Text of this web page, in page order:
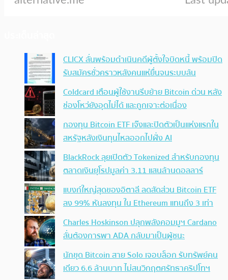
CLICX ลั่นพร้อมดำเนินคดีผู้ตั้งใจบิดหนี้ พร้อมปิด
รับสมัครชั่วคราวหลังคนแห่ยื่นจนระบบล้น
Coldcard เตือนผู้ใช้งานรีบย้าย Bitcoin ด่วน หลัง
ช่องโหว่ยังอุดไม่ได้ และถูกเจาะต่อเนื่อง
กองทุน Bitcoin ETF เจ๊งและปิดตัวเป็นแห่งแรกใน
สหรัฐหลังเงินทุนไหลออกไปฝั่ง AI
BlackRock ลุยเปิดตัว Tokenized สำหรับกองทุน
ตลาดเงินยุโรปมูลค่า 3.11 แสนล้านดอลลาร์
แบงก์ใหญ่สุดของอิตาลี ลดสัดส่วน Bitcoin ETF
ลง 99% หันลงทุน ใน Ethereum แทนถึง 3 เท่า
Charles Hoskinson ปลุกพลังคอมมูฯ Cardano
ลั่นต้องการพา ADA กลับมาเป็นผู้ชนะ
นักขุด Bitcoin สาย Solo เจอบล็อก รับทรัพย์คน
เดียว 6.6 ล้านบาท ไม่สนวิกฤตศรัทธาคริปโทฯ